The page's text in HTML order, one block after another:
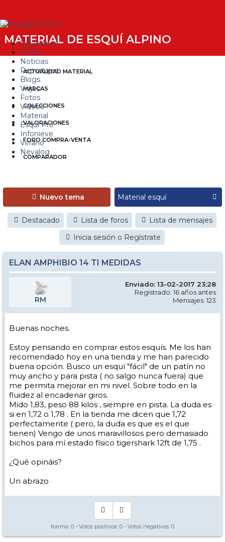
Estaciones
Foros
Noticias
Reportajes
Blogs
Viajes
Fotos
Videos
Material
Esquí Pro
Infonieve
Verano
Nevalog
MATERIAL DE ESQUÍ ALPINO
ACTUALIDAD MATERIAL
MARCAS
COLECCIONES
VALORACIONES
FORO COMPRA-VENTA
COMPARADOR
Nuevo tema
Destacado Lista de foros
Lista de mensajes
Inicia sesión o Regístrate
ELAN AMPHIBIO 14 TI MEDIDAS
RM
Enviado: 13-02-2017 23:28
Registrado: 16 años antes
Mensajes: 123
Buenas noches.
Estoy pensando en comprar estos esquís. Me los han
recomendado hoy en una tienda y me han parecido
buena opción. Busco un esquí "fácil" de un patín no
muy ancho y para pista ( no salgo nunca fuera) que
me permita mejorar en mi nivel. Sobre todo en la
fluidez al encadenar giros.
Mido 1,83, peso 88 kilos , siempre en pista. La duda es
si en 1,72 o 1,78 . En la tienda me dicen que 1,72
perfectamente ( pero, la duda es que es el que
tienen) Vengo de unos maravillosos pero demasiado
bichos para mí estado físico tigershark 12ft de 1,75 .
¿Qué opináis?
Un abrazo
Karma: 0 - Votos positivos: 0 - Votos negativos: 0